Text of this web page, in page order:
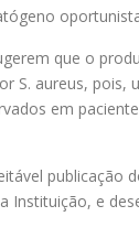
que o
S. aureus,
em
publicação
e